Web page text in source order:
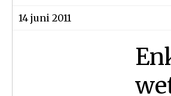
14 juni 2011